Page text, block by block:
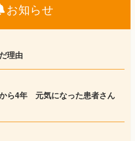
お知らせ
理由
ら4年 元気になった患者さん